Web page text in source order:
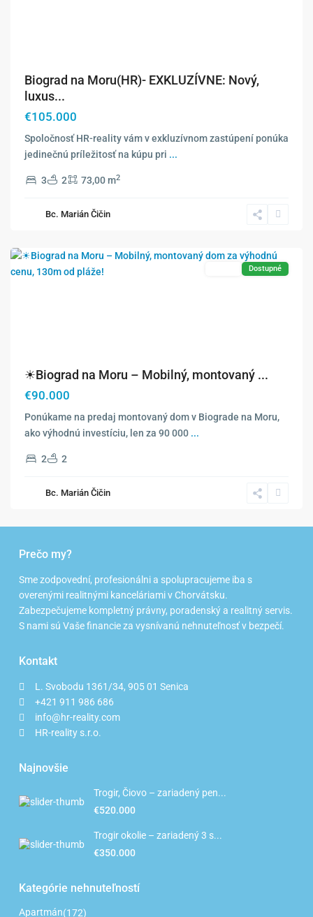
Biograd na Moru(HR)- EXKLUZÍVNE: Nový,
luxus...
€105.000
Spoločnosť HR-reality vám v exkluzívnom zastúpení ponúka
jedinečnú príležitosť na kúpu pri ...
3 2 73,00 m2
Bc. Marián Čičin
Dostupné
☀Biograd na Moru – Mobilný, montovaný ...
€90.000
Ponúkame na predaj montovaný dom v Biograde na Moru,
ako výhodnú investíciu, len za 90 000 ...
2 2
Bc. Marián Čičin
Prečo my?
Sme zodpovední, profesionálni a spolupracujeme iba s
overenými realitnými kanceláriami v Chorvátsku.
Zabezpečujeme kompletný právny, poradenský a realitný servis.
S nami sú Vaše financie za vysnívanú nehnuteľnosť v bezpečí.
Kontakt
L. Svobodu 1361/34, 905 01 Senica
+421 911 986 686
info@hr-reality.com
HR-reality s.r.o.
Najnovšie
Trogir, Čiovo – zariadený pen...
€520.000
Trogir okolie – zariadený 3 s...
€350.000
Kategórie nehnuteľností
Apartmán(172)